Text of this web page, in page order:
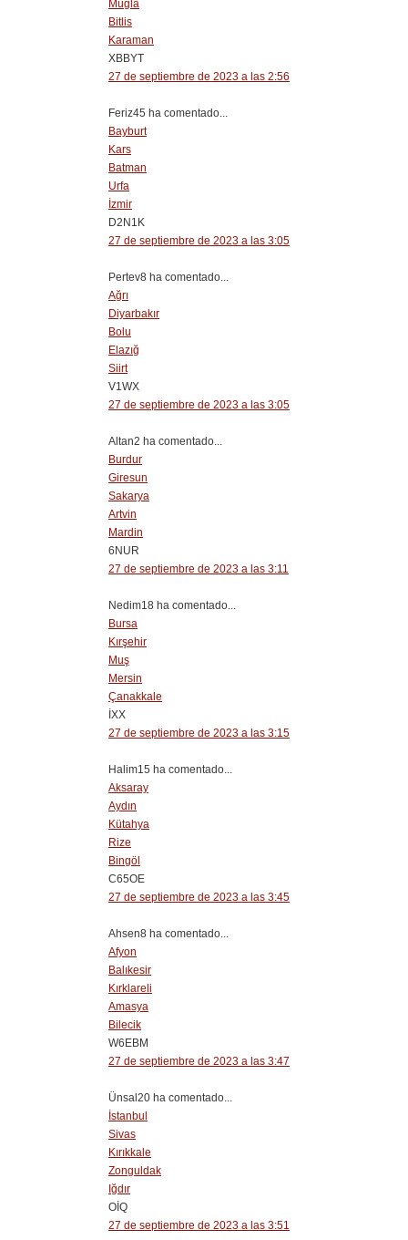
Muğla
Bitlis
Karaman
XBBYT
27 de septiembre de 2023 a las 2:56
Feriz45 ha comentado...
Bayburt
Kars
Batman
Urfa
İzmir
D2N1K
27 de septiembre de 2023 a las 3:05
Pertev8 ha comentado...
Ağrı
Diyarbakır
Bolu
Elazığ
Siirt
V1WX
27 de septiembre de 2023 a las 3:05
Altan2 ha comentado...
Burdur
Giresun
Sakarya
Artvin
Mardin
6NUR
27 de septiembre de 2023 a las 3:11
Nedim18 ha comentado...
Bursa
Kırşehir
Muş
Mersin
Çanakkale
İXX
27 de septiembre de 2023 a las 3:15
Halim15 ha comentado...
Aksaray
Aydın
Kütahya
Rize
Bingöl
C65OE
27 de septiembre de 2023 a las 3:45
Ahsen8 ha comentado...
Afyon
Balıkesir
Kırklareli
Amasya
Bilecik
W6EBM
27 de septiembre de 2023 a las 3:47
Ünsal20 ha comentado...
İstanbul
Sivas
Kırıkkale
Zonguldak
Iğdır
OİQ
27 de septiembre de 2023 a las 3:51